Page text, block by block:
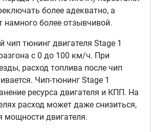
более адекватно, а
намного более отзывчивой.
чип тюнинг двигателя Stage 1
с 0 до 100 км/ч. При
расход топлива после чип
Чип-тюнинг Stage 1
ресурса двигателя и КПП. На
расход может даже снизиться,
мощности двигателя.